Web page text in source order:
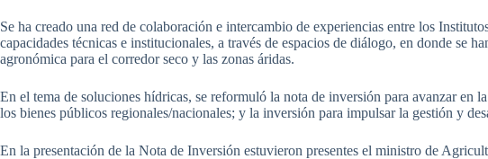
Se ha creado una red de colaboración e intercambio de experiencias entre los
capacidades técnicas e institucionales, a través de espacios de diálogo, en donde
agronómica para el corredor seco y las zonas áridas.
En el tema de soluciones hídricas, se reformuló la nota de inversión para avanzar en
los bienes públicos regionales/nacionales; y la inversión para impulsar la gestión y
En la presentación de la Nota de Inversión estuvieron presentes el ministro de